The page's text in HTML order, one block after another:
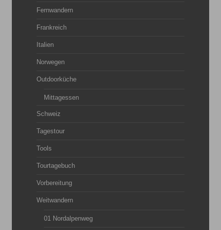
Fernwandern
Frankreich
Italien
Norwegen
Outdoorküche
Mittagessen
Schweiz
Tagestour
Tools
Tourtagebuch
Vorbereitung
Weitwandern
01 Nordalpenweg